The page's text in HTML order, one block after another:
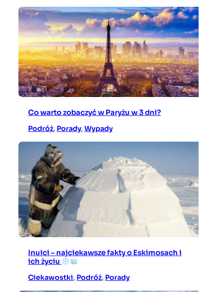
Co warto zobaczyć w Paryżu w 3 dni?
Podróż, Porady, Wypady
Inuici – najciekawsze fakty o Eskimosach i
ich życiu
Ciekawostki, Podróż, Porady